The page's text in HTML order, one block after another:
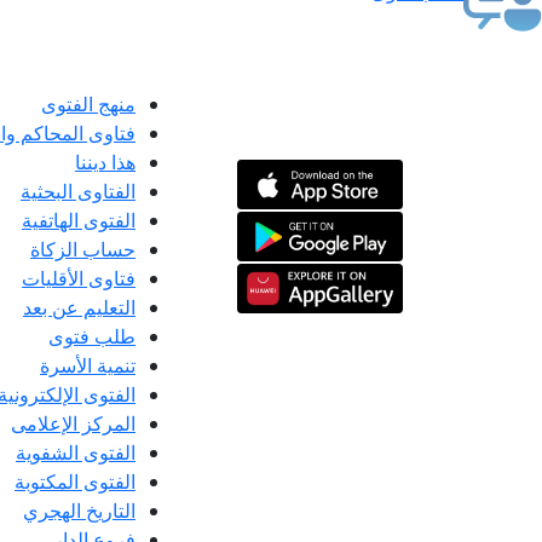
منهج الفتوى
فتاوى المحاكم
هذا ديننا
الفتاوى البحثية
الفتوى الهاتفية
حساب الزكاة
فتاوى الأقليات
التعليم عن بعد
طلب فتوى
تنمية الأسرة
الفتوى الإلكترونية
المركز الإعلامى
الفتوى الشفوية
الفتوى المكتوبة
التاريخ الهجري